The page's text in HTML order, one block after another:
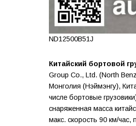
ND12500B51J
Китайский бортовой
Group Co., Ltd. (North
Монголия (Нэймэнгу),
числе бортовые
снаряженная масса
макс. скорость 90 км/час,